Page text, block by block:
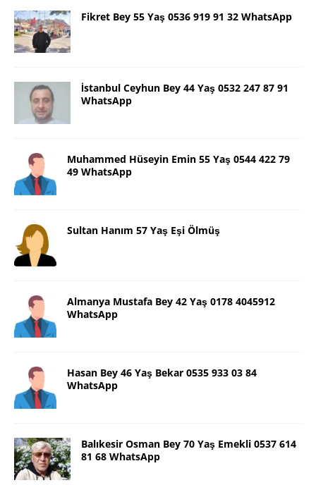
Fikret Bey 55 Yaş 0536 919 91 32 WhatsApp
İstanbul Ceyhun Bey 44 Yaş 0532 247 87 91
WhatsApp
Muhammed Hüseyin Emin 55 Yaş 0544 422 79
49 WhatsApp
Sultan Hanım 57 Yaş Eşi Ölmüş
Almanya Mustafa Bey 42 Yaş 0178 4045912
WhatsApp
Hasan Bey 46 Yaş Bekar 0535 933 03 84
WhatsApp
Balıkesir Osman Bey 70 Yaş Emekli 0537 614
81 68 WhatsApp